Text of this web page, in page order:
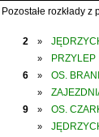
Pozostałe rozkłady z
2 »
»
PRZYLEP
6
» OS.
»
9
» OS.
»